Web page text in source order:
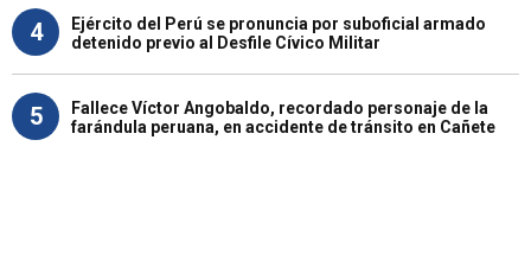
4
Ejército del Perú se pronuncia por suboficial armado
detenido previo al Desfile Cívico Militar
5
Fallece Víctor Angobaldo, recordado personaje de la
farándula peruana, en accidente de tránsito en Cañete